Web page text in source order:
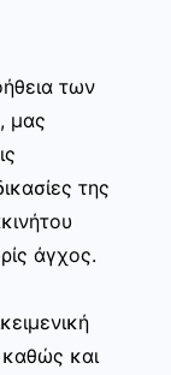
των
μας
της
άγχος.
καθώς και